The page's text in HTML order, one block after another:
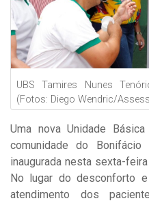
UBS Tamires Nunes
(Fotos: Diego Wendric/
Uma nova Unidade
comunidade do
inaugurada nesta sexta-
No lugar do desconforto
atendimento dos